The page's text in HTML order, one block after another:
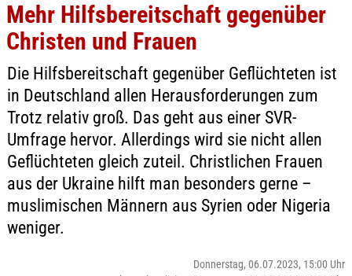
Mehr Hilfsbereitschaft gegenüber
Christen und Frauen
Die Hilfsbereitschaft gegenüber Geflüchteten ist
in Deutschland allen Herausforderungen zum
Trotz relativ groß. Das geht aus einer SVR-
Umfrage hervor. Allerdings wird sie nicht allen
Geflüchteten gleich zuteil. Christlichen Frauen
aus der Ukraine hilft man besonders gerne –
muslimischen Männern aus Syrien oder Nigeria
weniger.
Donnerstag, 06.07.2023, 15:00 Uhr